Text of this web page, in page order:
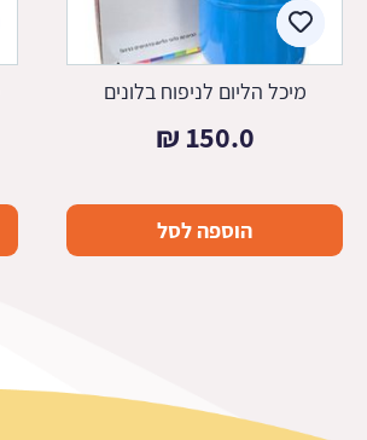
מיכל הליום לניפוח בלונים
150.0
₪
הוספה לסל